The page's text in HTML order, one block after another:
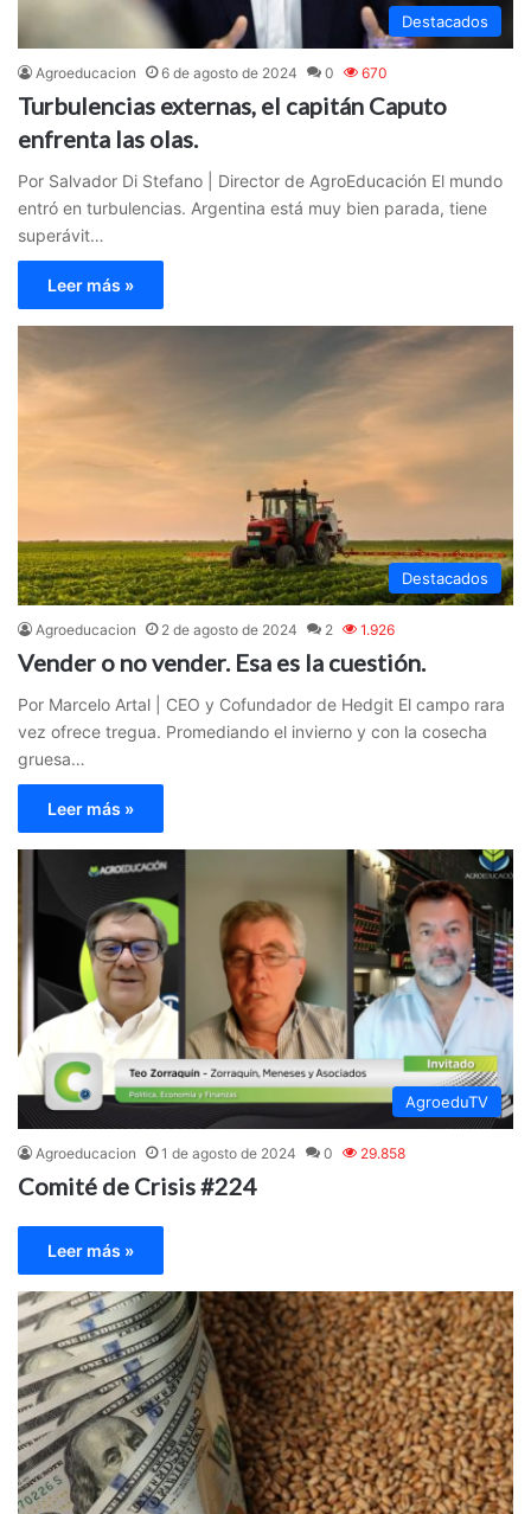
Destacados
Agroeducacion 6 de agosto de 2024 0 670
Turbulencias externas, el capitán Caputo
enfrenta las olas.
Por Salvador Di Stefano | Director de AgroEducación El mundo
entró en turbulencias. Argentina está muy bien parada, tiene
superávit…
Leer más »
Destacados
Agroeducacion 2 de agosto de 2024 2 1.926
Vender o no vender. Esa es la cuestión.
Por Marcelo Artal | CEO y Cofundador de Hedgit El campo rara
vez ofrece tregua. Promediando el invierno y con la cosecha
gruesa…
Leer más »
AgroeduTV
Agroeducacion 1 de agosto de 2024 0 29.858
Comité de Crisis #224
Leer más »